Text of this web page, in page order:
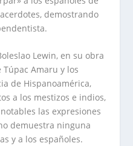
demostrando
Lewin, en su obra
Amaru y los
de Hispanoamérica,
a los mestizos e indios,
las expresiones
demuestra ninguna
y a los españoles.